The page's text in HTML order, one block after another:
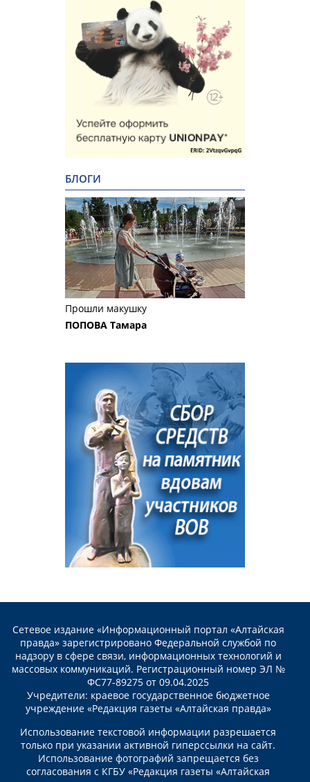
БЛОГИ
Прошли макушку
ПОПОВА Тамара
Сетевое издание «Информационный портал «Алтайская
правда» зарегистрировано Федеральной службой по
надзору в сфере связи, информационных технологий и
массовых коммуникаций. Регистрационный номер ЭЛ №
ФС77-89275 от 09.04.2025
Учредители: краевое государственное бюджетное
учреждение «Редакция газеты «Алтайская правда»
Использование текстовой информации разрешается
только при указании активной гиперссылки на сайт.
Использование фотографий запрещается без
согласования с КГБУ «Редакция газеты «Алтайская